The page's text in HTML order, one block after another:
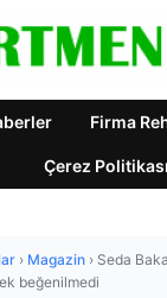
Firma
Çerez Politikası
› Magazin › Seda
beğenilmedi